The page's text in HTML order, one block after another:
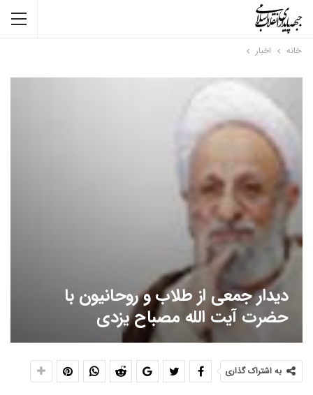
خانه اخبار
دیدار جمعی از طلاب و روحانیون با
حضرت آیت الله مصباح یزدی
به اشتراک گذاری